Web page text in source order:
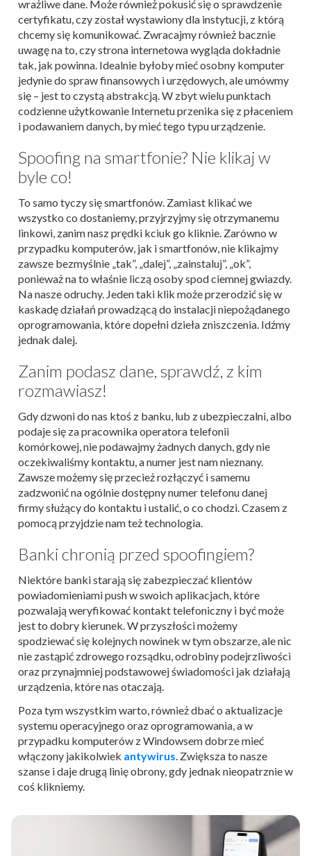
wrażliwe dane. Może również pokusić się o sprawdzenie
certyfikatu, czy został wystawiony dla instytucji, z którą
chcemy się komunikować. Zwracajmy również bacznie
uwagę na to, czy strona internetowa wygląda dokładnie
tak, jak powinna. Idealnie byłoby mieć osobny komputer
jedynie do spraw finansowych i urzędowych, ale umówmy
się – jest to czystą abstrakcją. W zbyt wielu punktach
codzienne użytkowanie Internetu przenika się z płaceniem
i podawaniem danych, by mieć tego typu urządzenie.
Spoofing na smartfonie? Nie klikaj w
byle co!
To samo tyczy się smartfonów. Zamiast klikać we
wszystko co dostaniemy, przyjrzyjmy się otrzymanemu
linkowi, zanim nasz prędki kciuk go kliknie. Zarówno w
przypadku komputerów, jak i smartfonów, nie klikajmy
zawsze bezmyślnie „tak”, „dalej”, „zainstaluj”, „ok”,
ponieważ na to właśnie liczą osoby spod ciemnej gwiazdy.
Na nasze odruchy. Jeden taki klik może przerodzić się w
kaskadę działań prowadzącą do instalacji niepożądanego
oprogramowania, które dopełni dzieła zniszczenia. Idźmy
jednak dalej.
Zanim podasz dane, sprawdź, z kim
rozmawiasz!
Gdy dzwoni do nas ktoś z banku, lub z ubezpieczalni, albo
podaje się za pracownika operatora telefonii
komórkowej, nie podawajmy żadnych danych, gdy nie
oczekiwaliśmy kontaktu, a numer jest nam nieznany.
Zawsze możemy się przecież rozłączyć i samemu
zadzwonić na ogólnie dostępny numer telefonu danej
firmy służący do kontaktu i ustalić, o co chodzi. Czasem z
pomocą przyjdzie nam też technologia.
Banki chronią przed spoofingiem?
Niektóre banki starają się zabezpieczać klientów
powiadomieniami push w swoich aplikacjach, które
pozwalają weryfikować kontakt telefoniczny i być może
jest to dobry kierunek. W przyszłości możemy
spodziewać się kolejnych nowinek w tym obszarze, ale nic
nie zastąpić zdrowego rozsądku, odrobiny podejrzliwości
oraz przynajmniej podstawowej świadomości jak działają
urządzenia, które nas otaczają.
Poza tym wszystkim warto, również dbać o aktualizacje
systemu operacyjnego oraz oprogramowania, a w
przypadku komputerów z Windowsem dobrze mieć
włączony jakikolwiek antywirus . Zwiększa to nasze
szanse i daje drugą linię obrony, gdy jednak nieopatrznie w
coś klikniemy.